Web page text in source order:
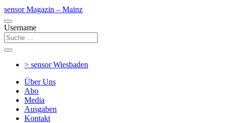
sensor Magazin – Mainz
Username
> sensorWiesbaden
Über Uns
Abo
Media
Ausgaben
Kontakt